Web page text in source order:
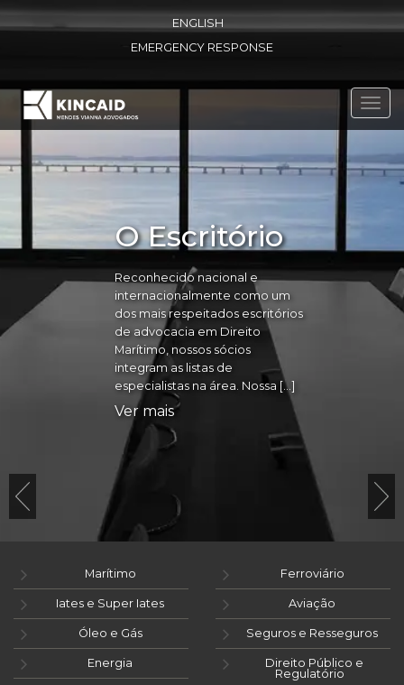
ENGLISH
EMERGENCY RESPONSE
O Escritório
Reconhecido nacional e
internacionalmente como um
dos mais respeitados escritórios
de advocacia em Direito
Marítimo, nossos sócios
integram as listas de
especialistas na área. Nossa […]
Ver mais
Marítimo
Iates e Super Iates
Óleo e Gás
Energia
Ferroviário
Aviação
Seguros e Resseguros
Direito Público e
Regulatório